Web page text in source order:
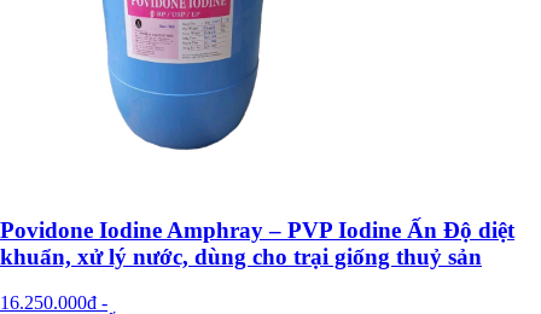
Povidone Iodine Amphray – PVP Iodine Ấn Độ diệt
khuẩn, xử lý nước, dùng cho trại giống thuỷ sản
16.250.000đ -